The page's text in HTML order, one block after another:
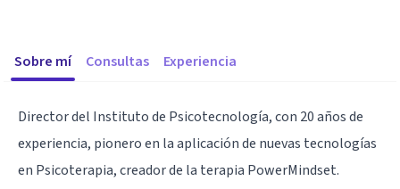
Sobre mí Consultas Experiencia
Director del Instituto de Psicotecnología, con 20 años de
experiencia, pionero en la aplicación de nuevas tecnologías
en Psicoterapia, creador de la terapia PowerMindset.